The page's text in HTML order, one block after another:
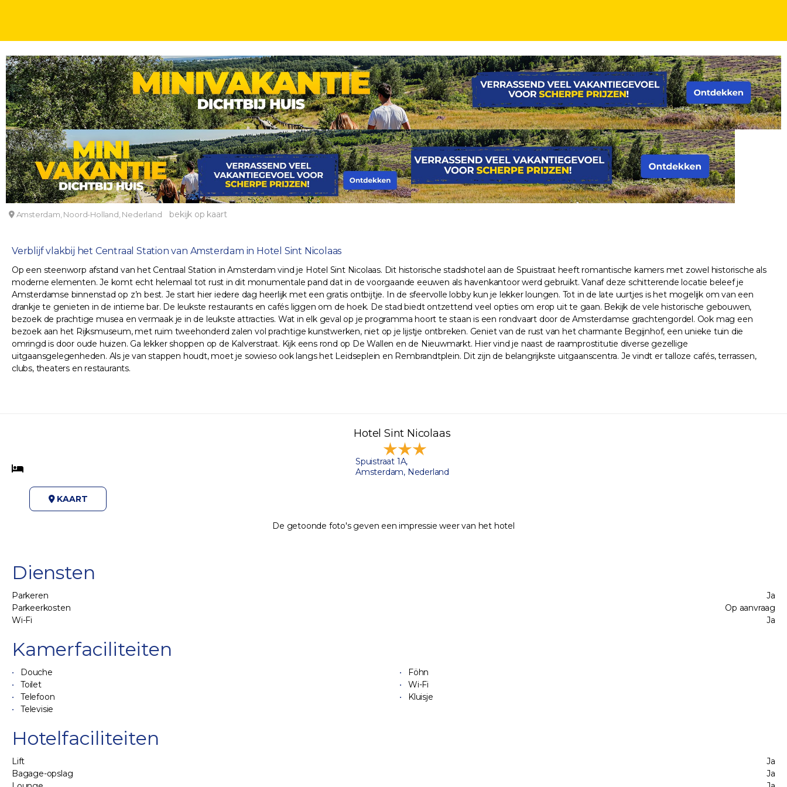
HOTELOVERNACHTINGEN 2, 3, 4 OF 5 DAGEN KINDERKORTING
Overnachten vlakbij het Centraal Station van Amsterdam
Hotel Sint Nicolaas
Amsterdam, Noord-Holland, Nederland bekijk op kaart
Verblijf vlakbij het Centraal Station van Amsterdam in Hotel Sint Nicolaas
Op een steenworp afstand van het Centraal Station in Amsterdam vind je Hotel Sint Nicolaas. Dit historische stadshotel aan de Spuistraat heeft romantische kamers met zowel historische als
moderne elementen. Je komt echt helemaal tot rust in dit monumentale pand dat in de voorgaande eeuwen als havenkantoor werd gebruikt. Vanaf deze schitterende locatie beleef je
Amsterdamse binnenstad op z’n best. Je start hier iedere dag heerlijk met een gratis ontbijtje. In de sfeervolle lobby kun je lekker loungen. Tot in de late uurtjes is het mogelijk om van een
drankje te genieten in de intieme bar. De leukste restaurants en cafés liggen om de hoek. De stad biedt ontzettend veel opties om erop uit te gaan. Bekijk de vele historische gebouwen,
bezoek de prachtige musea en vermaak je in de leukste attracties. Wat in elk geval op je programma hoort te staan is een rondvaart door de Amsterdamse grachtengordel. Ook mag een
bezoek aan het Rijksmuseum, met ruim tweehonderd zalen vol prachtige kunstwerken, niet op je lijstje ontbreken. Geniet van de rust van het charmante Begijnhof, een unieke tuin die
omringd is door oude huizen. Ga lekker shoppen op de Kalverstraat. Kijk eens rond op De Wallen en de Nieuwmarkt. Hier vind je naast de raamprostitutie diverse gezellige
uitgaansgelegenheden. Als je van stappen houdt, moet je sowieso ook langs het Leidseplein en Rembrandtplein. Dit zijn de belangrijkste uitgaanscentra. Je vindt er talloze cafés, terrassen,
clubs, theaters en restaurants.
Hotel Sint Nicolaas
Spuistraat 1A,
Amsterdam, Nederland
KAART
De getoonde foto's geven een impressie weer van het hotel
Diensten
Parkeren
Ja
Parkeerkosten
Op aanvraag
Wi-Fi
Ja
Kamerfaciliteiten
Douche
Föhn
Toilet
Wi-Fi
Telefoon
Kluisje
Televisie
Hotelfaciliteiten
Lift
Ja
Bagage-opslag
Ja